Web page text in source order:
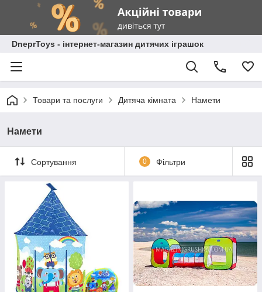
DneprToys - інтернет-магазин дитячих іграшок
Товари та послуги Дитяча кімната Намети
Намети
Сортування 0 Фільтри